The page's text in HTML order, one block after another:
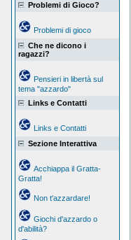
Problemi di Gioco?
Problemi di gioco
Che ne dicono i
ragazzi?
Pensieri in libertà sul
tema "azzardo"
Links e Contatti
Links e Contatti
Sezione Interattiva
Acchiappa il Gratta-
Gratta!
Non t'azzardare!
Giochi d'azzardo o
d'abilità?